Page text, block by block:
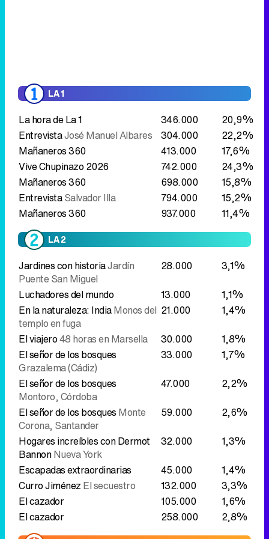
LA 1
La hora de La 1 346.000
20,9%
EntrevistaJosé Manuel Albares 304.000
22,2%
Mañaneros 360
413.000
17,6%
Vive Chupinazo 2026
742.000
24,3%
Mañaneros 360
698.000
15,8%
EntrevistaSalvador Illa 794.000
15,2%
Mañaneros 360
937.000 11,4%
LA 2
Jardines con historiaJardín
Puente San Miguel
28.000
3,1%
Luchadores del mundo
13.000
1,1%
En la naturaleza: IndiaMonos del
templo en fuga
21.000
1,4%
El viajero48 horas en Marsella 30.000
1,8%
El señor de los bosques
Grazalema (Cádiz)
33.000
1,7%
El señor de los bosques
Montoro, Córdoba
47.000
2,2%
El señor de los bosques Monte
Corona, Santander
59.000
2,6%
Hogares increíbles con Dermot
BannonNueva York
32.000
1,3%
Escapadas extraordinarias
45.000
1,4%
Curro Jiménez El secuestro 132.000
3,3%
El cazador
105.000
1,6%
El cazador
258.000 2,8%